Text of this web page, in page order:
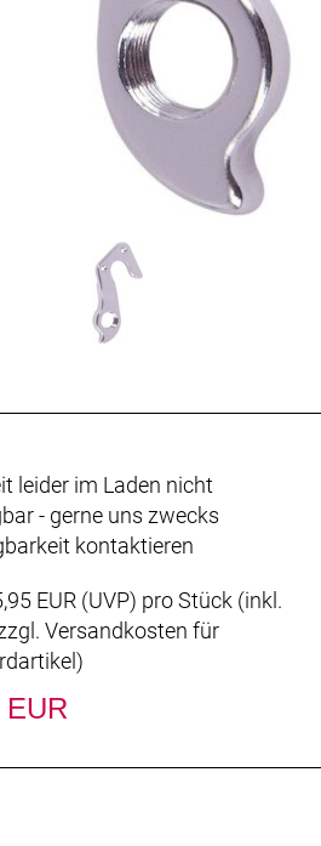
leider im Laden nicht
- gerne uns zwecks
kontaktieren
EUR (UVP) pro Stück (inkl.
Versandkosten für
)
EUR